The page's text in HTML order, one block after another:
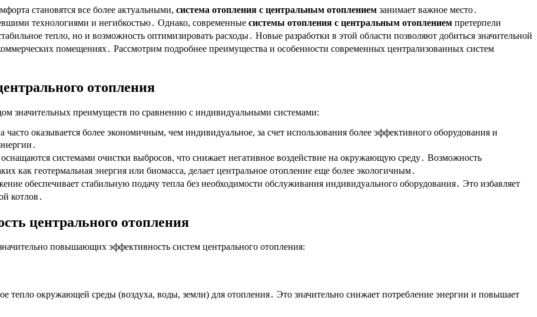
становятся все более актуальными, система отопления с центральным отоплением занимает важное место․
технологиями и негибкостью․ Однако, современные системы отопления с центральным отоплением претерпели
тепло, но и возможность оптимизировать расходы․ Новые разработки в этой области позволяют добиться значительной
помещениях․ Рассмотрим подробнее преимущества и особенности современных централизованных систем
отопления
значительных преимуществ по сравнению с индивидуальными системами:
часто оказывается более экономичным, чем индивидуальное, за счет использования более эффективного оборудования и
системами очистки выбросов, что снижает негативное воздействие на окружающую среду․ Возможность
как геотермальная энергия или биомасса, делает центральное отопление еще более экологичным․
обеспечивает стабильную подачу тепла без необходимости обслуживания индивидуального оборудования․ Это избавляет
котлов․
центрального отопления
повышающих эффективность систем центрального отопления:
тепло окружающей среды (воздуха, воды, земли) для отопления․ Это значительно снижает потребление энергии и повышает